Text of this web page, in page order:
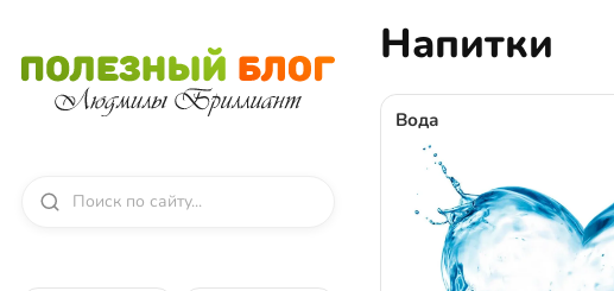
Напитки
Вода